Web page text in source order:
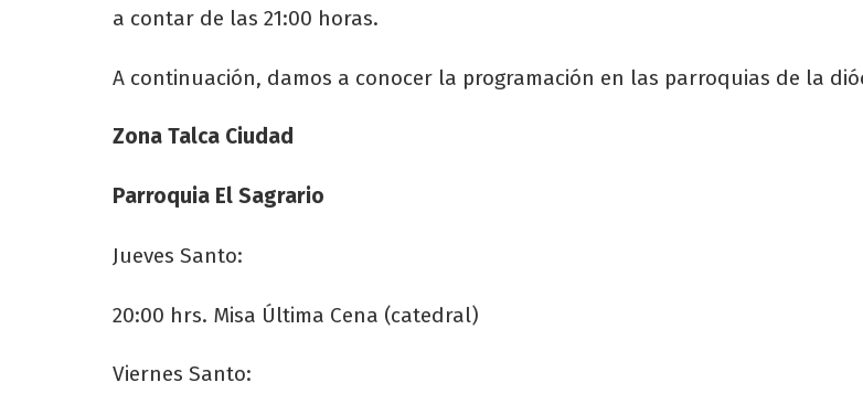
a contar de las 21:00 horas.
A continuación, damos a conocer la programación en las parroquias de la
Zona Talca Ciudad
Parroquia El Sagrario
Jueves Santo:
20:00 hrs. Misa Última Cena (catedral)
Viernes Santo: